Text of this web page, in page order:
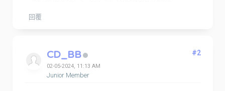
回覆
CD_BB
02-05-2024, 11:13 AM
Junior Member
#2